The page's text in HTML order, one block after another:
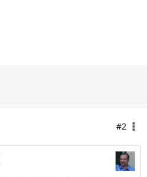
#2